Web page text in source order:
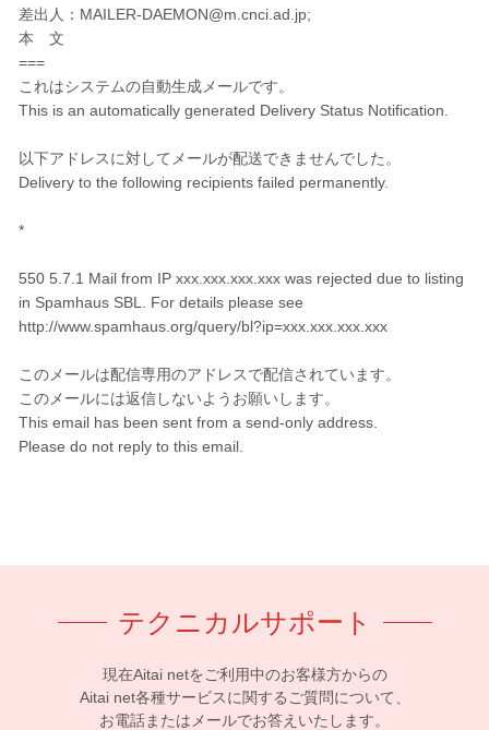
差出人：MAILER-DAEMON@m.cnci.ad.jp;
本 文
===
これはシステムの自動生成メールです。
This is an automatically generated Delivery Status Notification.
以下アドレスに対してメールが配送できませんでした。
Delivery to the following recipients failed permanently.
*
550 5.7.1 Mail from IP xxx.xxx.xxx.xxx was rejected due to listing
in Spamhaus SBL. For details please see
http://www.spamhaus.org/query/bl?ip=xxx.xxx.xxx.xxx
このメールは配信専用のアドレスで配信されています。
このメールには返信しないようお願いします。
This email has been sent from a send-only address.
Please do not reply to this email.
テクニカルサポート
現在Aitai netをご利用中のお客様方からの
Aitai net各種サービスに関するご質問について、
お電話またはメールでお答えいたします。